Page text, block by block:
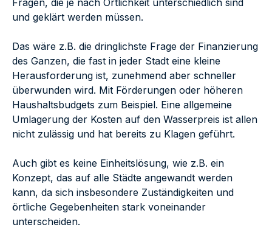
Fragen, die je nach Örtlichkeit unterschiedlich sind
und geklärt werden müssen.
Das wäre z.B. die dringlichste Frage der Finanzierung
des Ganzen, die fast in jeder Stadt eine kleine
Herausforderung ist, zunehmend aber schneller
überwunden wird. Mit Förderungen oder höheren
Haushaltsbudgets zum Beispiel. Eine allgemeine
Umlagerung der Kosten auf den Wasserpreis ist allen
nicht zulässig und hat bereits zu Klagen geführt.
Auch gibt es keine Einheitslösung, wie z.B. ein
Konzept, das auf alle Städte angewandt werden
kann, da sich insbesondere Zuständigkeiten und
örtliche Gegebenheiten stark voneinander
unterscheiden.